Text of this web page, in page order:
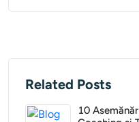
Related Posts
10